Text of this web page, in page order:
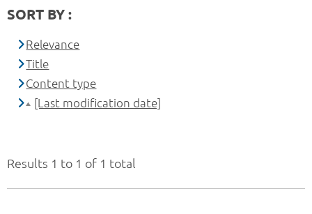
Results 1 to 1 of 1 total
SORT BY :
Relevance
Title
Content type
[Last modification date]